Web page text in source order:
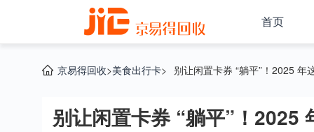
首页
京易得回收>美食出行卡> 别让闲置卡券 “躺平”！2025 年
别让闲置卡券 “躺平”！2025